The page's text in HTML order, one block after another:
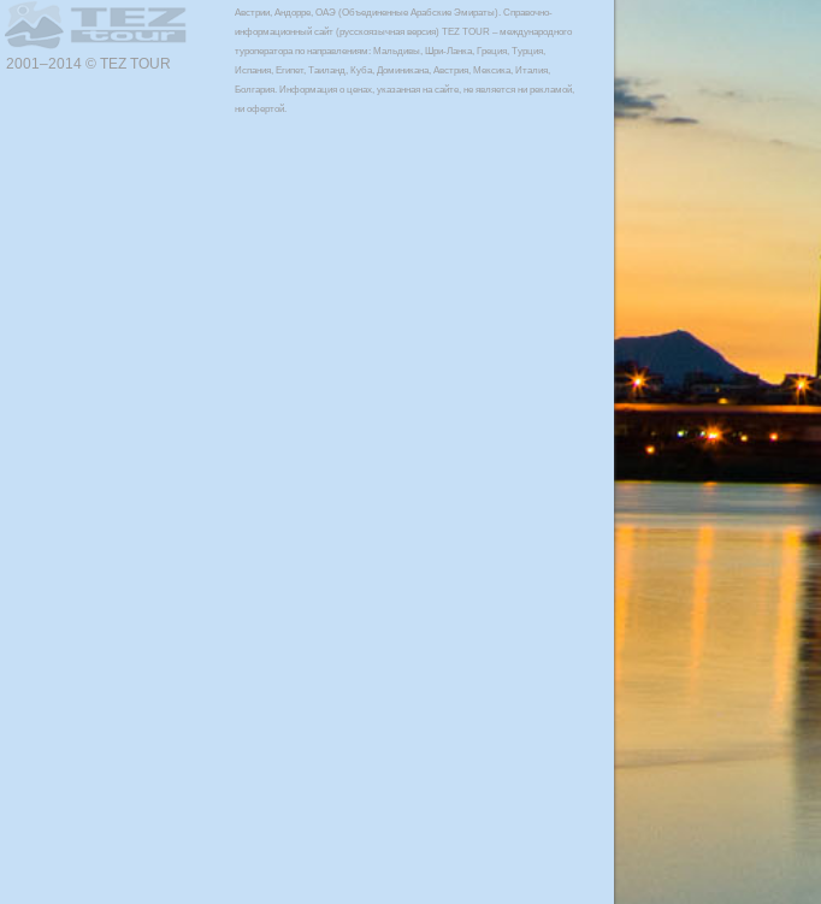
2001–2014 © TEZ TOUR
Австрии, Андорре, ОАЭ (Объединенные Арабские Эмираты). Справочно-
информационный сайт (русскоязычная версия) TEZ TOUR – международного
туроператора по направлениям: Мальдивы, Шри-Ланка, Греция, Турция,
Испания, Египет, Таиланд, Куба, Доминикана, Австрия, Мексика, Италия,
Болгария. Информация о ценах, указанная на сайте, не является ни рекламой,
ни офертой.